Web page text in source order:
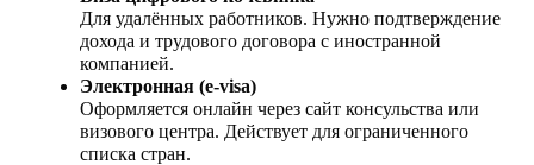
Для удалённых работников. Нужно подтверждение
дохода и трудового договора с иностранной
компанией.
Электронная (e‑visa)
Оформляется онлайн через сайт консульства или
визового центра. Действует для ограниченного
списка стран.